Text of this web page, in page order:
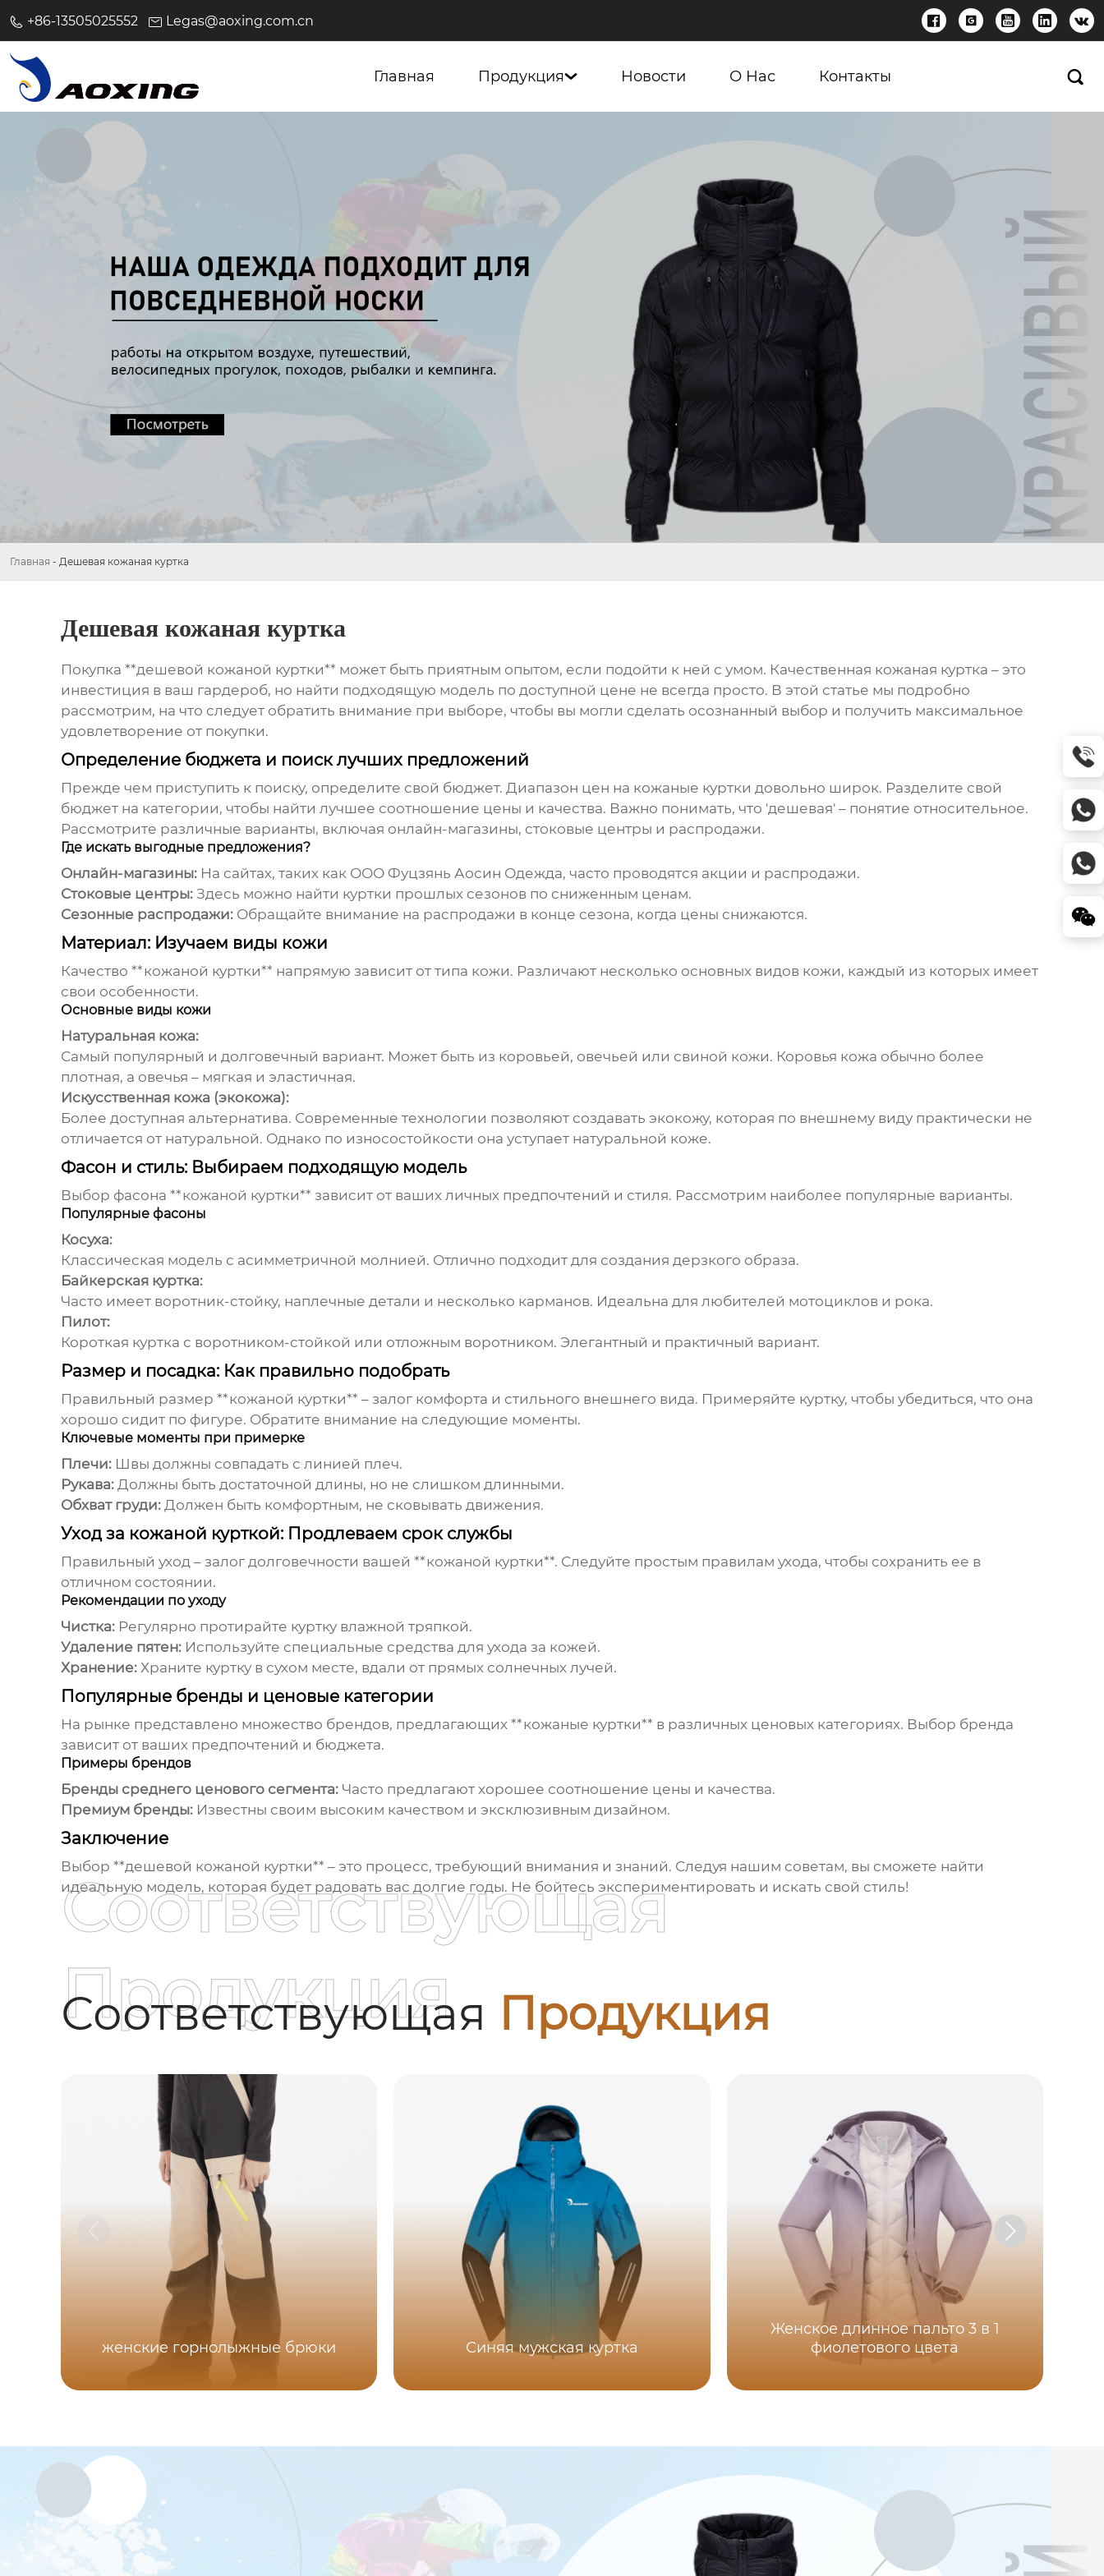
+86-13505025552 Legas@aoxing.com.cn     
Главная Продукция Новости О Нас Контакты 
Главная - Дешевая кожаная куртка
Дешевая кожаная куртка
Покупка **дешевой кожаной куртки** может быть приятным опытом, если подойти к ней с умом. Качественная кожаная куртка – это
инвестиция в ваш гардероб, но найти подходящую модель по доступной цене не всегда просто. В этой статье мы подробно
рассмотрим, на что следует обратить внимание при выборе, чтобы вы могли сделать осознанный выбор и получить максимальное
удовлетворение от покупки.
Определение бюджета и поиск лучших предложений
Прежде чем приступить к поиску, определите свой бюджет. Диапазон цен на кожаные куртки довольно широк. Разделите свой
бюджет на категории, чтобы найти лучшее соотношение цены и качества. Важно понимать, что 'дешевая' – понятие относительное.
Рассмотрите различные варианты, включая онлайн-магазины, стоковые центры и распродажи.
Где искать выгодные предложения?
Онлайн-магазины:На сайтах, таких как ООО Фуцзянь Аосин Одежда, часто проводятся акции и распродажи.
Стоковые центры:Здесь можно найти куртки прошлых сезонов по сниженным ценам.
Сезонные распродажи:Обращайте внимание на распродажи в конце сезона, когда цены снижаются.
Материал: Изучаем виды кожи
Качество **кожаной куртки** напрямую зависит от типа кожи. Различают несколько основных видов кожи, каждый из которых имеет
свои особенности.
Основные виды кожи
Натуральная кожа:
Самый популярный и долговечный вариант. Может быть из коровьей, овечьей или свиной кожи. Коровья кожа обычно более
плотная, а овечья – мягкая и эластичная.
Искусственная кожа (экокожа):
Более доступная альтернатива. Современные технологии позволяют создавать экокожу, которая по внешнему виду практически не
отличается от натуральной. Однако по износостойкости она уступает натуральной коже.
Фасон и стиль: Выбираем подходящую модель
Выбор фасона **кожаной куртки** зависит от ваших личных предпочтений и стиля. Рассмотрим наиболее популярные варианты.
Популярные фасоны
Косуха:
Классическая модель с асимметричной молнией. Отлично подходит для создания дерзкого образа.
Байкерская куртка:
Часто имеет воротник-стойку, наплечные детали и несколько карманов. Идеальна для любителей мотоциклов и рока.
Пилот:
Короткая куртка с воротником-стойкой или отложным воротником. Элегантный и практичный вариант.
Размер и посадка: Как правильно подобрать
Правильный размер **кожаной куртки** – залог комфорта и стильного внешнего вида. Примеряйте куртку, чтобы убедиться, что она
хорошо сидит по фигуре. Обратите внимание на следующие моменты.
Ключевые моменты при примерке
Плечи:Швы должны совпадать с линией плеч.
Рукава:Должны быть достаточной длины, но не слишком длинными.
Обхват груди:Должен быть комфортным, не сковывать движения.
Уход за кожаной курткой: Продлеваем срок службы
Правильный уход – залог долговечности вашей **кожаной куртки**. Следуйте простым правилам ухода, чтобы сохранить ее в
отличном состоянии.
Рекомендации по уходу
Чистка:Регулярно протирайте куртку влажной тряпкой.
Удаление пятен:Используйте специальные средства для ухода за кожей.
Хранение:Храните куртку в сухом месте, вдали от прямых солнечных лучей.
Популярные бренды и ценовые категории
На рынке представлено множество брендов, предлагающих **кожаные куртки** в различных ценовых категориях. Выбор бренда
зависит от ваших предпочтений и бюджета.
Примеры брендов
Бренды среднего ценового сегмента:Часто предлагают хорошее соотношение цены и качества.
Премиум бренды:Известны своим высоким качеством и эксклюзивным дизайном.
Заключение
Выбор **дешевой кожаной куртки** – это процесс, требующий внимания и знаний. Следуя нашим советам, вы сможете найти
идеальную модель, которая будет радовать вас долгие годы. Не бойтесь экспериментировать и искать свой стиль!
Соответствующая Продукция
Соответствующая
Продукция
женские горнолыжные брюки Синяя мужская куртка
Женское длинное пальто 3 в 1
фиолетового цвета